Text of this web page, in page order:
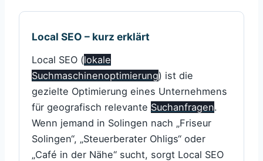
Local SEO – kurz erklärt
Local SEO (lokale
Suchmaschinenoptimierung) ist die
gezielte Optimierung eines Unternehmens
für geografisch relevante Suchanfragen.
Wenn jemand in Solingen nach „Friseur
Solingen“, „Steuerberater Ohligs“ oder
„Café in der Nähe“ sucht, sorgt Local SEO